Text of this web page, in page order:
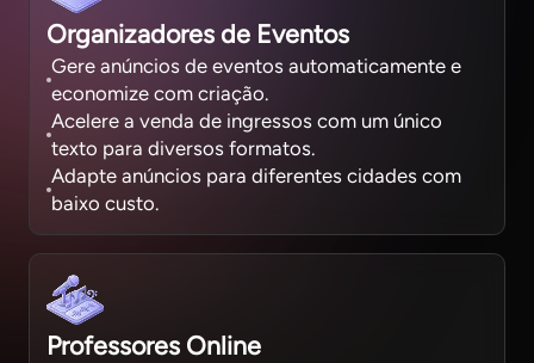
Organizadores de Eventos
Gere anúncios de eventos automaticamente e
economize com criação.
Acelere a venda de ingressos com um único
texto para diversos formatos.
Adapte anúncios para diferentes cidades com
baixo custo.
Professores Online